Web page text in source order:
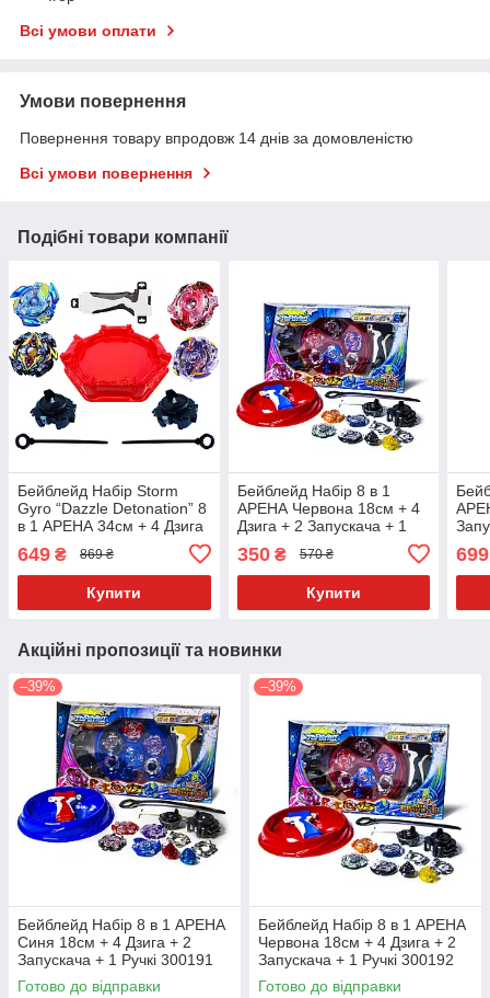
Всі умови оплати
Умови повернення
Повернення товару впродовж 14 днів за домовленістю
Всі умови повернення
Подібні товари компанії
Бейблейд Набір Storm
Gyro “Dazzle Detonation” 8
в 1 АРЕНА 34см + 4 Дзига
300184
649 ₴ 869 ₴
Купити
Бейблейд Набір 8 в 1
АРЕНА Червона 18см + 4
Дзига + 2 Запускача + 1
350₴ 570 ₴
Купити
699
Акційні пропозиції та новинки
–39%
Бейблейд Набір 8 в 1 АРЕНА
Синя 18см + 4 Дзига + 2
Запускача + 1 Ручкі 300191
Готово до відправки
–39%
Бейблейд Набір 8 в 1 АРЕНА
Червона 18см + 4 Дзига + 2
Запускача + 1 Ручкі 300192
Готово до відправки